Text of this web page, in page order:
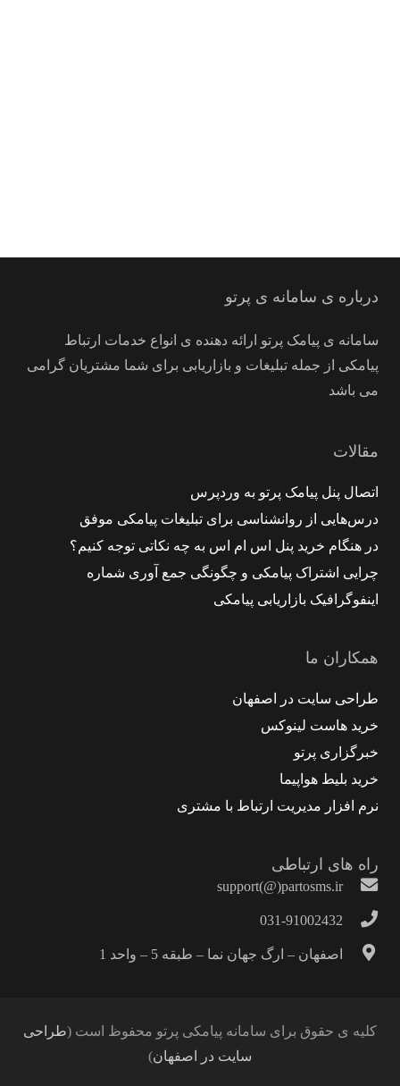
درباره ی سامانه ی پرتو
سامانه ی پیامک پرتو ارائه دهنده ی انواع خدمات ارتباط
پیامکی از جمله تبلیغات و بازاریابی برای شما مشتریان گرامی
می باشد
مقالات
اتصال پنل پیامک پرتو به وردپرس
درس‌هایی از روانشناسی برای تبلیغات پیامکی موفق
در هنگام خرید پنل اس ام اس به چه نکاتی توجه کنیم؟
چرایی اشتراک پیامکی و چگونگی جمع‌ آوری شماره
اینفوگرافیک بازاریابی پیامکی
همکاران ما
طراحی سایت در اصفهان
خرید هاست لینوکس
خبرگزاری پرتو
خرید بلیط هواپیما
نرم افزار مدیریت ارتباط با مشتری
راه های ارتباطی
support(@)partosms.ir
031-91002432
اصفهان – ارگ جهان نما – طبقه 5 – واحد 1
کلیه ی حقوق برای سامانه پیامکی پرتو محفوظ است (طراحی
سایت در اصفهان)